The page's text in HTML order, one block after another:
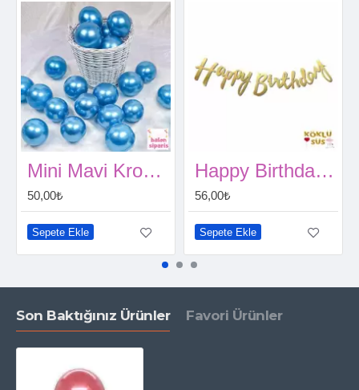
Mini Mavi Krom Balon 10 Adet
50,00₺
Sepete Ekle
Happy Birthday Gold Kaligrafi Banner 110 cm
56,00₺
Sepete Ekle
Son Baktığınız Ürünler Favori Ürünler